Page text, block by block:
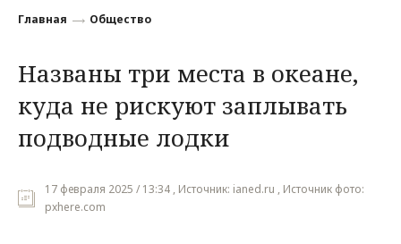
Главная Общество
Названы три места в океане,
куда не рискуют заплывать
подводные лодки
17 февраля 2025 / 13:34 , Источник: ianed.ru , Источник фото:
pxhere.com